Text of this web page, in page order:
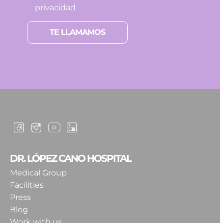
privacidad
Por favor, deja este campo vacío.
DR. LÓPEZ CANO HOSPITAL
Medical Group
Facilities
Press
Blog